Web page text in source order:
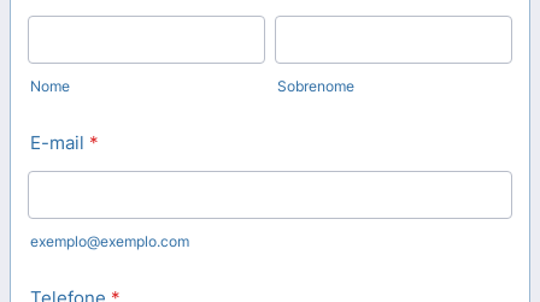
Nome Sobrenome
E-mail *
exemplo@exemplo.com